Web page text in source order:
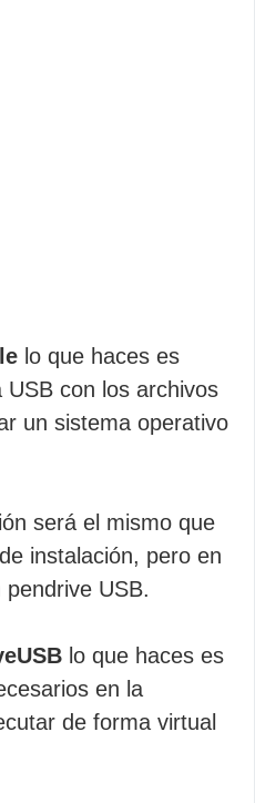
lo que haces es
con los archivos
un sistema operativo
será el mismo que
instalación, pero en
USB.
lo que haces es
en la
de forma virtual